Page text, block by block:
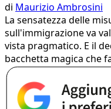
di Maurizio Ambrosini
La sensatezza delle
sull'immigrazione va
vista pragmatico. E il
bacchetta magica che